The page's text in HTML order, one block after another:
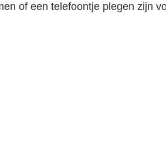
of een telefoontje plegen zijn